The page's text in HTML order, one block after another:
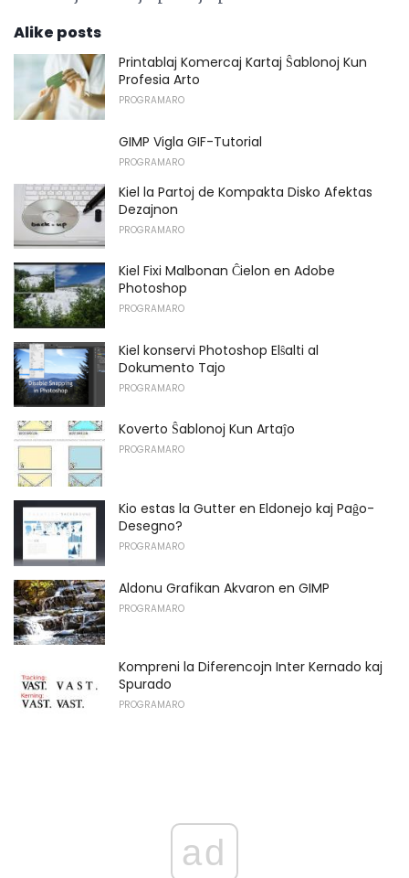
Alike posts
Printablaj Komercaj Kartaj Ŝablonoj Kun
Profesia Arto
PROGRAMARO
GIMP Vigla GIF-Tutorial
PROGRAMARO
Kiel la Partoj de Kompakta Disko Afektas
Dezajnon
PROGRAMARO
Kiel Fixi Malbonan Ĉielon en Adobe
Photoshop
PROGRAMARO
Kiel konservi Photoshop Elŝalti al
Dokumento Tajo
PROGRAMARO
Koverto Ŝablonoj Kun Artaĵo
PROGRAMARO
Kio estas la Gutter en Eldonejo kaj Paĝo-
Desegno?
PROGRAMARO
Aldonu Grafikan Akvaron en GIMP
PROGRAMARO
Kompreni la Diferencojn Inter Kernado kaj
Spurado
PROGRAMARO
ad